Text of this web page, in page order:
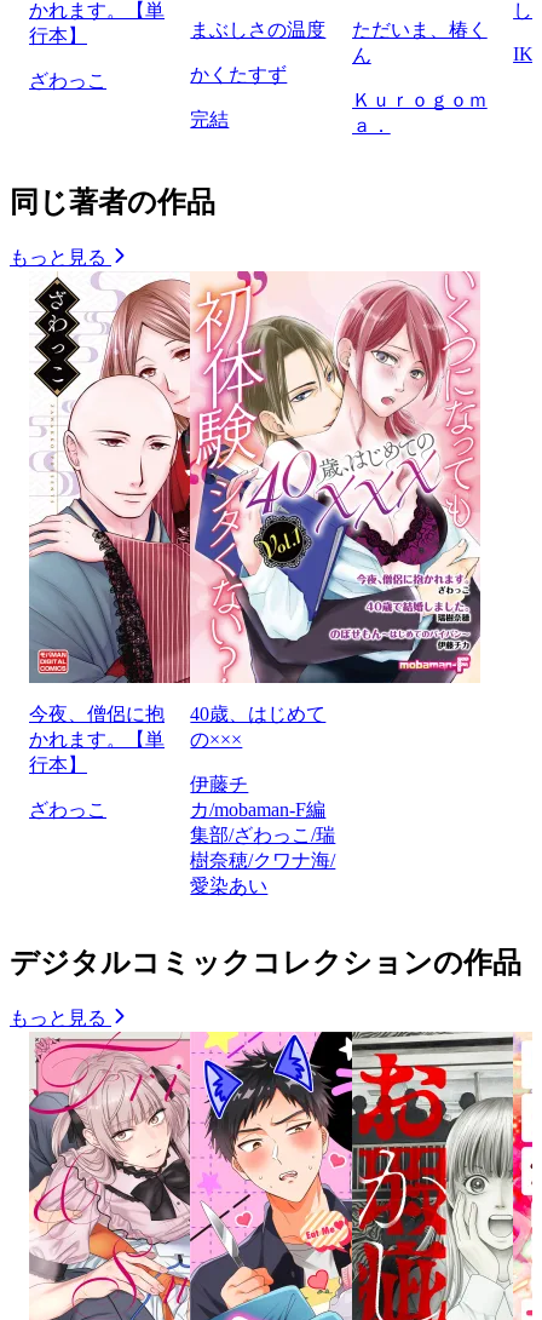
かれます。【単
行本】
ざわっこ
まぶしさの温度
かくたすず
完結
ただいま、椿く
ん
Ｋｕｒｏｇｏｍ
ａ．
し
同じ著者の作品
もっと見る
今夜、僧侶に抱
かれます。【単
行本】
ざわっこ
40歳、はじめて
の×××
伊藤チ
カ/mobaman-F編
集部/ざわっこ/瑞
樹奈穂/クワナ海/
愛染あい
デジタルコミックコレクションの作品
もっと見る